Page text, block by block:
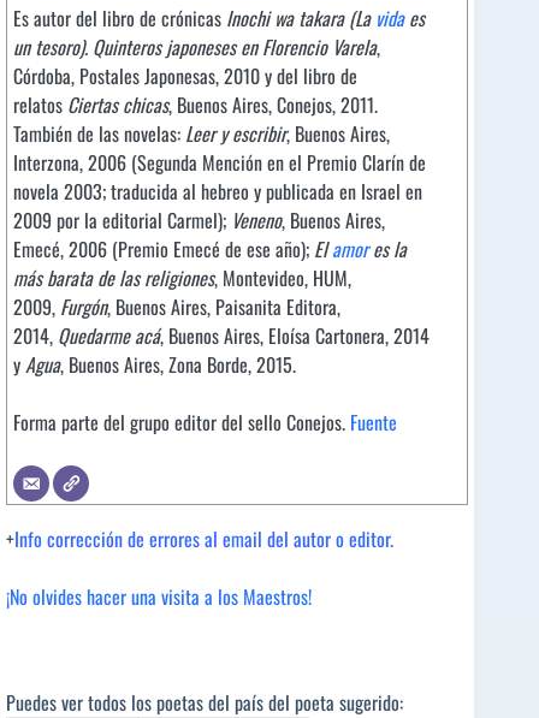
Es autor del libro de crónicas Inochi wa takara (La vidaes
un tesoro). Quinteros japoneses en Florencio Varela,
Córdoba, Postales Japonesas, 2010 y del libro de
relatos Ciertas chicas, Buenos Aires, Conejos, 2011.
También de las novelas: Leer y escribir, Buenos Aires,
Interzona, 2006 (Segunda Mención en el Premio Clarín de
novela 2003; traducida al hebreo y publicada en Israel en
2009 por la editorial Carmel); Veneno, Buenos Aires,
Emecé, 2006 (Premio Emecé de ese año); Elamores la
más barata de las religiones, Montevideo, HUM,
2009, Furgón, Buenos Aires, Paisanita Editora,
2014, Quedarme acá, Buenos Aires, Eloísa Cartonera, 2014
y Agua, Buenos Aires, Zona Borde, 2015.
Forma parte del grupo editor del sello Conejos. Fuente
+Info corrección de errores al email del autor o editor.
¡No olvides hacer una visita a los Maestros!
Puedes ver todos los poetas del país del poeta sugerido: